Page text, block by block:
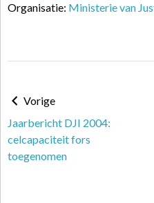
Organisatie: Ministerie van
Vorige
Jaarbericht DJI 2004:
celcapaciteit fors
toegenomen